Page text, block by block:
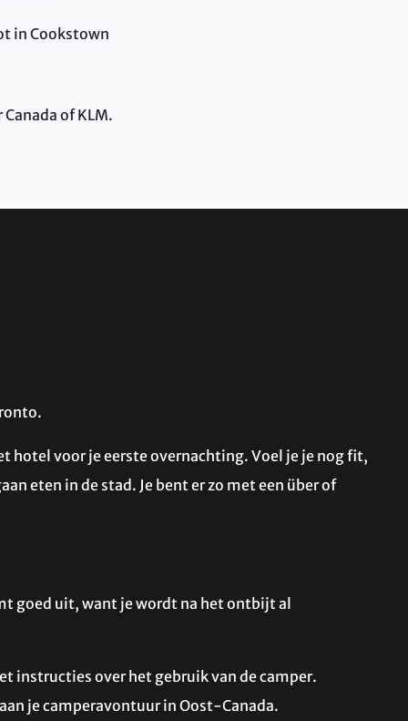
in Cookstown
of KLM.
hotel voor je eerste overnachting. Voel je je nog fit,
eten in de stad. Je bent er zo met een über of
goed uit, want je wordt na het ontbijt al
instructies over het gebruik van de camper.
je camperavontuur in Oost-Canada.